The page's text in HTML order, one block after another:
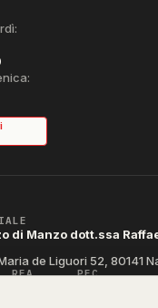
di Manzo dott.ssa
de Liguori 52, 80141
REA PEC